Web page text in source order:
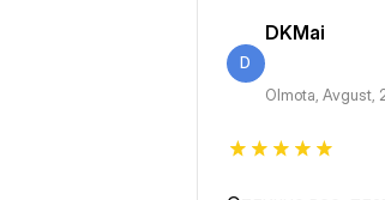
D
DKMai
Olmota, Avgust,